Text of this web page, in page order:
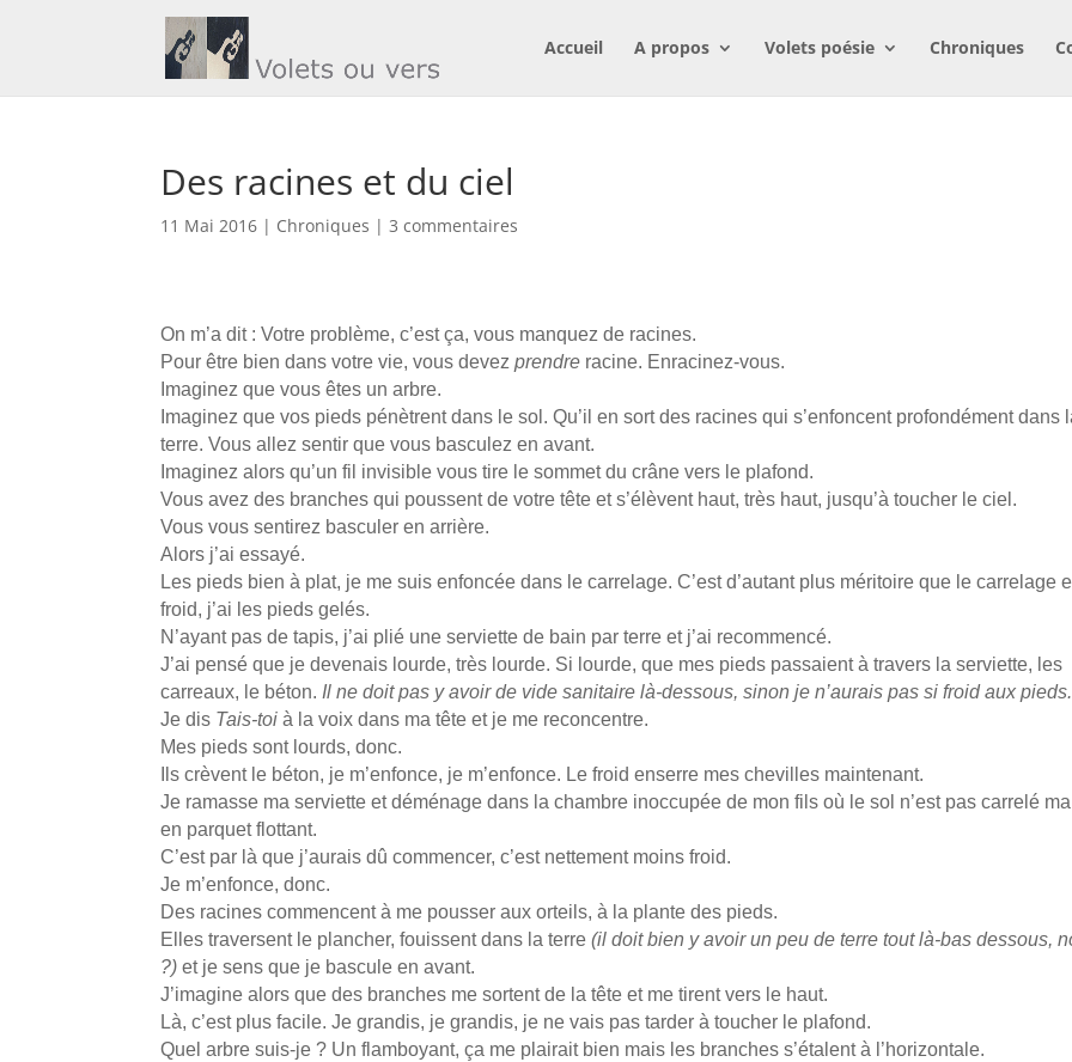
Accueil A propos Volets poésie Chroniques
Des racines et du ciel
11 Mai 2016 | Chroniques |3 commentaires
On m’a dit : Votre problème, c’est ça, vous manquez de racines.
Pour être bien dans votre vie, vous devezprendre racine. Enracinez-vous.
Imaginez que vous êtes un arbre.
Imaginez que vos pieds pénètrent dans le sol. Qu’il en sort des racines qui s’enfoncent profondément dans
terre. Vous allez sentir que vous basculez en avant.
Imaginez alors qu’un fil invisible vous tire le sommet du crâne vers le plafond.
Vous avez des branches qui poussent de votre tête et s’élèvent haut, très haut, jusqu’à toucher le ciel.
Vous vous sentirez basculer en arrière.
Alors j’ai essayé.
Les pieds bien à plat, je me suis enfoncée dans le carrelage. C’est d’autant plus méritoire que le carrelage
froid, j’ai les pieds gelés.
N’ayant pas de tapis, j’ai plié une serviette de bain par terre et j’ai recommencé.
J’ai pensé que je devenais lourde, très lourde. Si lourde, que mes pieds passaient à travers la serviette, les
carreaux, le béton.Il ne doit pas y avoir de vide sanitaire là-dessous, sinon je n’aurais pas si froid aux pieds.
Je dis Tais-toi à la voix dans ma tête et je me reconcentre.
Mes pieds sont lourds, donc.
Ils crèvent le béton, je m’enfonce, je m’enfonce. Le froid enserre mes chevilles maintenant.
Je ramasse ma serviette et déménage dans la chambre inoccupée de mon fils où le sol n’est pas carrelé
en parquet flottant.
C’est par là que j’aurais dû commencer, c’est nettement moins froid.
Je m’enfonce, donc.
Des racines commencent à me pousser aux orteils, à la plante des pieds.
Elles traversent le plancher, fouissent dans la terre(il doit bien y avoir un peu de terre tout là-bas dessous,
?) et je sens que je bascule en avant.
J’imagine alors que des branches me sortent de la tête et me tirent vers le haut.
Là, c’est plus facile. Je grandis, je grandis, je ne vais pas tarder à toucher le plafond.
Quel arbre suis-je ? Un flamboyant, ça me plairait bien mais les branches s’étalent à l’horizontale.